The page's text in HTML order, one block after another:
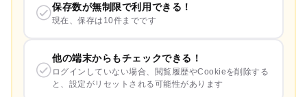
保存数が無制限で利用できる！
現在、保存は10件までです
他の端末からもチェックできる！
ログインしていない場合、閲覧履歴やCookieを削除する
と、設定がリセットされる可能性があります